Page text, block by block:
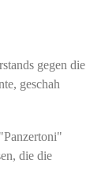
gegen die
geschah
die die